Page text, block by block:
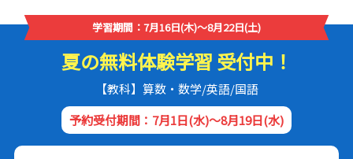
学習期間：7月16日(木)～8月22日(土)
夏の無料体験学習 受付中！
【教科】算数・数学/英語/国語
予約受付期間：7月1日(水)～8月19日(水)